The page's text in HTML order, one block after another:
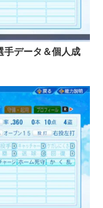
手データ＆個人成